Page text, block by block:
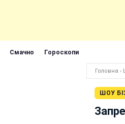
Смачно Гороскопи
Головна ›
ШОУ